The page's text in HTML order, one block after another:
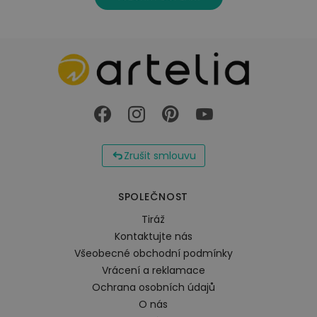
Zrušit smlouvu
SPOLEČNOST
Tiráž
Kontaktujte nás
Všeobecné obchodní podmínky
Vrácení a reklamace
Ochrana osobních údajů
O nás